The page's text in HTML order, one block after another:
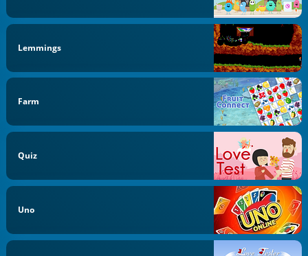
Lemmings
Farm
Quiz
Uno